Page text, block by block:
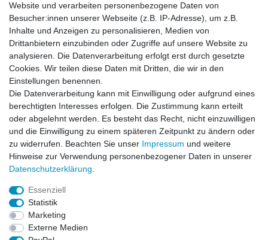
Newsletter
E-MAIL **
Newsletter
Honig
Hiermit bestätige ich, dass ich die
Einwilligung kann ich jederzeit widerrufen.**
Abonnieren
** Hierbei handelt es sich um ein Pflichtfeld.
Website und verarbeiten personenbezogene Daten von
Besucher:innen unserer Webseite (z.B. IP-Adresse), um z.B.
Inhalte und Anzeigen zu personalisieren, Medien von
Drittanbietern einzubinden oder Zugriffe auf unsere Website zu
analysieren. Die Datenverarbeitung erfolgt erst durch gesetzte
Cookies. Wir teilen diese Daten mit Dritten, die wir in den
Einstellungen benennen.
Die Datenverarbeitung kann mit Einwilligung oder aufgrund eines
berechtigten Interesses erfolgen. Die Zustimmung kann erteilt
oder abgelehnt werden. Es besteht das Recht, nicht einzuwilligen
und die Einwilligung zu einem späteren Zeitpunkt zu ändern oder
zu widerrufen. Beachten Sie unser Impressum und weitere
Hinweise zur Verwendung personenbezogener Daten in unserer
Daten­schutz­erklärung
Essenziell
Statistik
Marketing
Externe Medien